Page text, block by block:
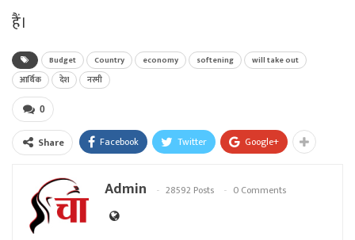
हैं।
Budget Country economy softening
will take out
आर्थिक
देश नरमी
0
Share Facebook Twitter Google+
Admin 28592 Posts 0 Comments